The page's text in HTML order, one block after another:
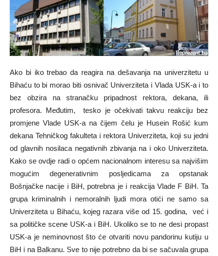
Ako bi iko trebao da reagira na dešavanja na univerzitetu u
Bihaću to bi morao biti osnivač Univerziteta i Vlada USK-a i to
bez obzira na stranačku pripadnost rektora, dekana, ili
profesora. Međutim, tesko je očekivati takvu reakciju bez
promjene Vlade USK-a na čijem čelu je Husein Rošić kum
dekana Tehničkog fakulteta i rektora Univerziteta, koji su jedni
od glavnih nosilaca negativnih zbivanja na i oko Univerziteta.
Kako se ovdje radi o općem nacionalnom interesu sa najvišim
mogućim degenerativnim posljedicama za opstanak
Bošnjačke nacije i BiH, potrebna je i reakcija Vlade F BiH. Ta
grupa kriminalnih i nemoralnih ljudi mora otići ne samo sa
Univerziteta u Bihaću, kojeg razara više od 15. godina, već i
sa političke scene USK-a i BiH. Ukoliko se to ne desi propast
USK-a je neminovnost što će otvariti novu pandorinu kutiju u
BiH i na Balkanu. Sve to nije potrebno da bi se sačuvala grupa